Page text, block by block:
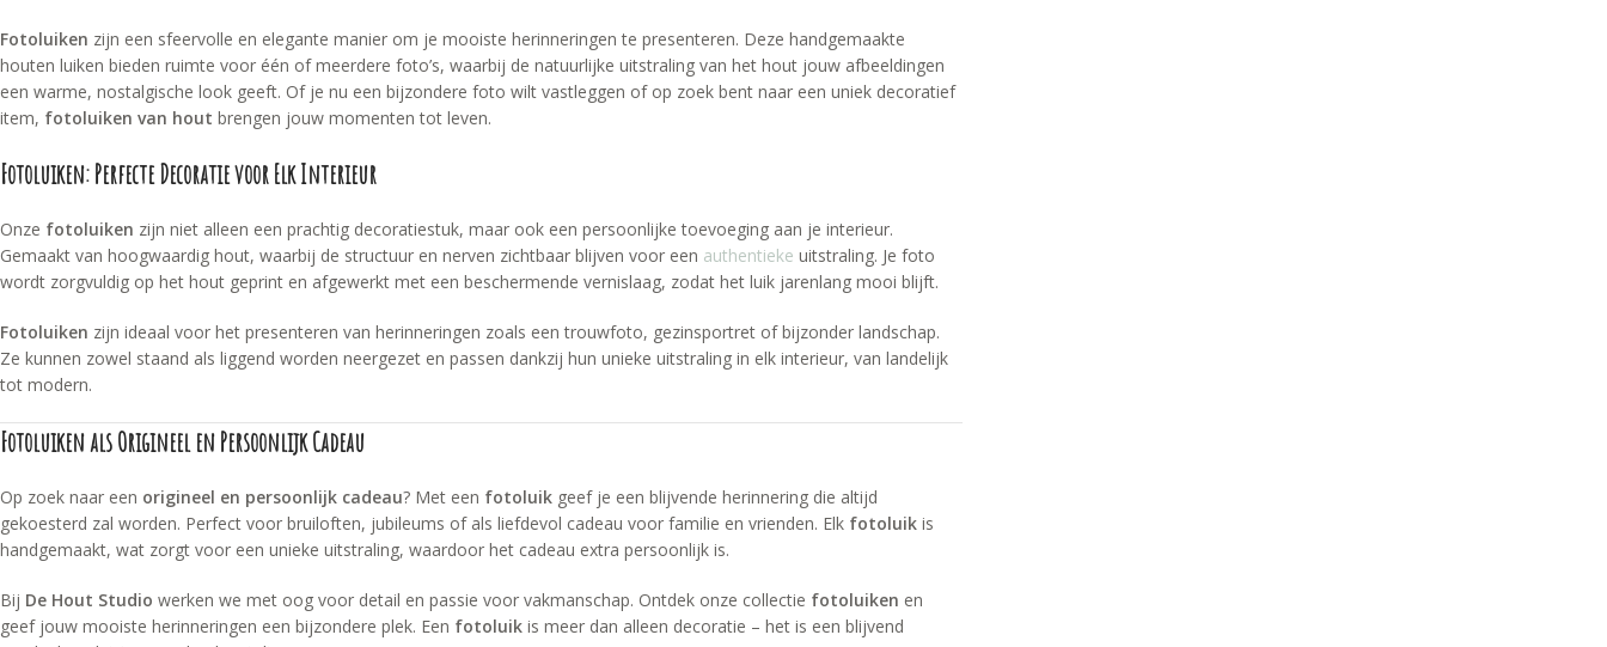
Fotoluiken zijn een sfeervolle en elegante manier om je mooiste herinneringen te presenteren. Deze handgemaakte
houten luiken bieden ruimte voor één of meerdere foto’s, waarbij de natuurlijke uitstraling van het hout jouw afbeeldingen
een warme, nostalgische look geeft. Of je nu een bijzondere foto wilt vastleggen of op zoek bent naar een uniek decoratief
item, fotoluiken van hout brengen jouw momenten tot leven.
Fotoluiken: Perfecte Decoratie voor Elk Interieur
Onze fotoluiken zijn niet alleen een prachtig decoratiestuk, maar ook een persoonlijke toevoeging aan je interieur.
Gemaakt van hoogwaardig hout, waarbij de structuur en nerven zichtbaar blijven voor een authentieke uitstraling. Je foto
wordt zorgvuldig op het hout geprint en afgewerkt met een beschermende vernislaag, zodat het luik jarenlang mooi blijft.
Fotoluiken zijn ideaal voor het presenteren van herinneringen zoals een trouwfoto, gezinsportret of bijzonder landschap.
Ze kunnen zowel staand als liggend worden neergezet en passen dankzij hun unieke uitstraling in elk interieur, van landelijk
tot modern.
Fotoluiken als Origineel en Persoonlijk Cadeau
Op zoek naar een origineel en persoonlijk cadeau? Met een fotoluik geef je een blijvende herinnering die altijd
gekoesterd zal worden. Perfect voor bruiloften, jubileums of als liefdevol cadeau voor familie en vrienden. Elk fotoluik is
handgemaakt, wat zorgt voor een unieke uitstraling, waardoor het cadeau extra persoonlijk is.
Bij De Hout Studio werken we met oog voor detail en passie voor vakmanschap. Ontdek onze collectie fotoluiken en
geef jouw mooiste herinneringen een bijzondere plek. Een fotoluik is meer dan alleen decoratie – het is een blijvend